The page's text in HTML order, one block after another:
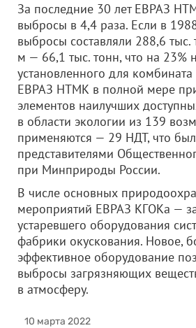
За последние 30 лет ЕВРАЗ
выбросы в 4,4 раза. Если в
выбросы составляли 288,6 тыс.
м — 66,1 тыс. тонн, что на 23%
установленного для
ЕВРАЗ НТМК в полной мере
элементов наилучших
в области экологии из 139
применяются — 29 НДТ, что
представителями
при Минприроды России.
В числе основных
мероприятий ЕВРАЗ КГОКа —
устаревшего оборудования
фабрики окускования. Новое,
эффективное оборудование
выбросы загрязняющих
в атмосферу.
10 марта 2022